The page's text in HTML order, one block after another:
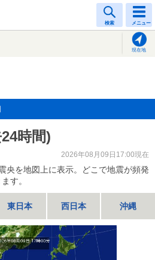
検索 メニュー
現在地
時間)
2026年08月09日17:00現在
央を地図上に表示。どこで地震が頻発
す。
東日本 西日本 沖縄